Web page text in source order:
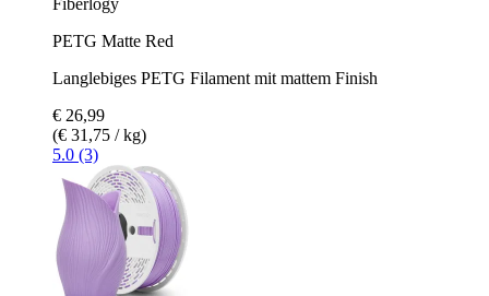
PETG Matte Red
Langlebiges PETG Filament mit mattem Finish
€ 26,99
(€ 31,75 / kg)
5.0 (3)